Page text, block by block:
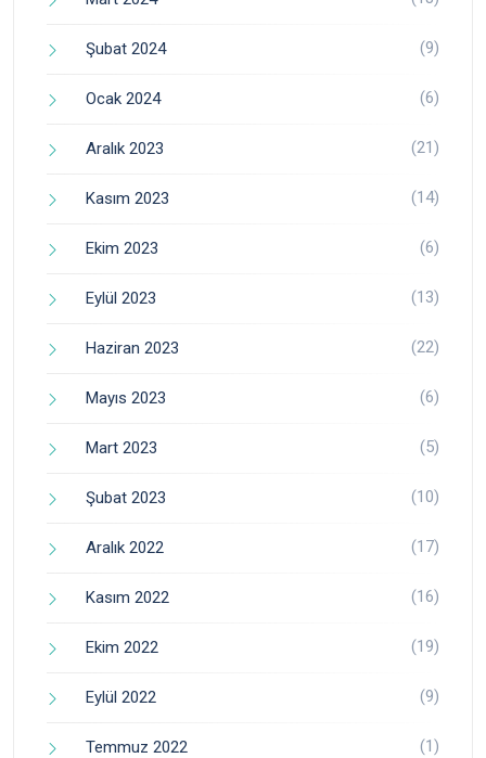
Şubat 2024 (9)
Ocak 2024 (6)
Aralık 2023 (21)
Kasım 2023 (14)
Ekim 2023 (6)
Eylül 2023 (13)
Haziran 2023 (22)
Mayıs 2023 (6)
Mart 2023 (5)
Şubat 2023 (10)
Aralık 2022 (17)
Kasım 2022 (16)
Ekim 2022 (19)
Eylül 2022 (9)
Temmuz 2022 (1)